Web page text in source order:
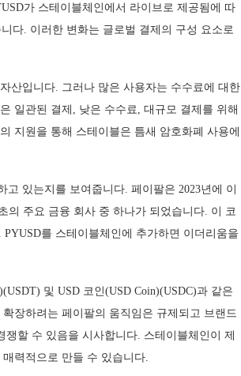
가 스테이블체인에서 라이브로 제공됨에 따
다. 이러한 변화는 글로벌 결제의 구성 요소로
산입니다. 그러나 많은 사용자는 수수료에 대한
일관된 결제, 낮은 수수료, 대규모 결제를 위해
지원을 통해 스테이블은 틈새 암호화폐 사용에
있는지를 보여줍니다. 페이팔은 2023년에 이
의 주요 금융 회사 중 하나가 되었습니다. 이 코
를 스테이블체인에 추가하면 이더리움을
및 USD 코인(USD Coin)(USDC)과 같은
장하려는 페이팔의 움직임은 규제되고 브랜드
할 수 있음을 시사합니다. 스테이블체인이 제
력적으로 만들 수 있습니다.